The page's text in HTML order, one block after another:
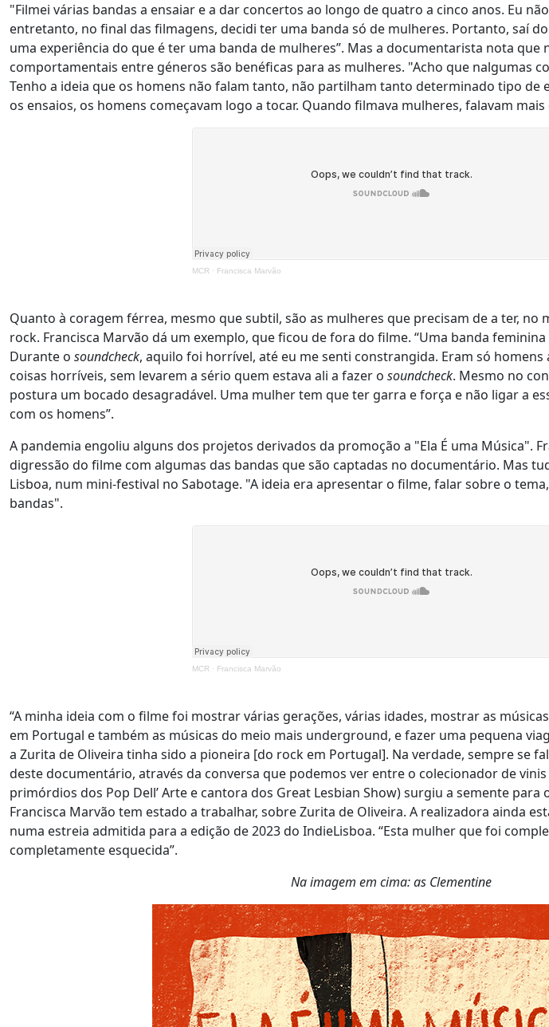
"Filmei várias bandas a ensaiar e a dar concertos ao longo de quatro a cinco anos. Eu
entretanto, no final das filmagens, decidi ter uma banda só de mulheres. Portanto, saí
uma experiência do que é ter uma banda de mulheres”. Mas a documentarista nota que
comportamentais entre géneros são benéficas para as mulheres. "Acho que nalgumas
Tenho a ideia que os homens não falam tanto, não partilham tanto determinado tipo de
os ensaios, os homens começavam logo a tocar. Quando filmava mulheres, falavam mais
MCR · Francisca Marvão
Quanto à coragem férrea, mesmo que subtil, são as mulheres que precisam de a ter,
rock. Francisca Marvão dá um exemplo, que ficou de fora do filme. “Uma banda
Durante o soundcheck, aquilo foi horrível, até eu me senti constrangida. Eram só
coisas horríveis, sem levarem a sério quem estava ali a fazer o soundcheck. Mesmo no
postura um bocado desagradável. Uma mulher tem que ter garra e força e não ligar a
com os homens”.
A pandemia engoliu alguns dos projetos derivados da promoção a "Ela É uma Música".
digressão do filme com algumas das bandas que são captadas no documentário. Mas
Lisboa, num mini-festival no Sabotage. "A ideia era apresentar o filme, falar sobre o
bandas".
MCR · Francisca Marvão
“A minha ideia com o filme foi mostrar várias gerações, várias idades, mostrar as
em Portugal e também as músicas do meio mais underground, e fazer uma pequena
a Zurita de Oliveira tinha sido a pioneira [do rock em Portugal]. Na verdade, sempre se
deste documentário, através da conversa que podemos ver entre o colecionador de
primórdios dos Pop Dell’ Arte e cantora dos Great Lesbian Show) surgiu a semente
Francisca Marvão tem estado a trabalhar, sobre Zurita de Oliveira. A realizadora ainda
numa estreia admitida para a edição de 2023 do IndieLisboa. “Esta mulher que foi
completamente esquecida”.
Na imagem em cima: as Clementine